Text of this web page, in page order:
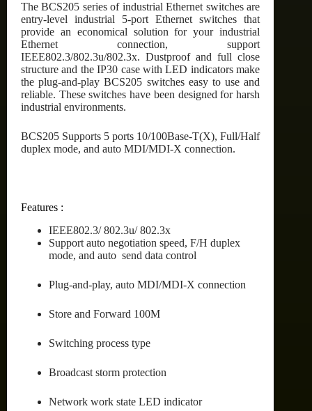
The BCS205 series of industrial Ethernet switches are
entry-level industrial 5-port Ethernet switches that
provide an economical solution for your industrial
Ethernet connection, support
IEEE802.3/802.3u/802.3x. Dustproof and full close
structure and the IP30 case with LED indicators make
the plug-and-play BCS205 switches easy to use and
reliable. These switches have been designed for harsh
industrial environments.
BCS205 Supports 5 ports 10/100Base-T(X), Full/Half
duplex mode, and auto MDI/MDI-X connection.
Features :
IEEE802.3/ 802.3u/ 802.3x
Support auto negotiation speed, F/H duplex
mode, and auto send data control
Plug-and-play, auto MDI/MDI-X connection
Store and Forward 100M
Switching process type
Broadcast storm protection
Network work state LED indicator